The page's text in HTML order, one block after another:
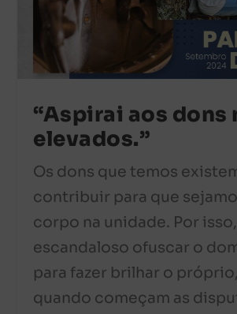
“Aspirai aos dons
elevados.”
Os dons que temos
contribuir para que
corpo na unidade. Por
escandaloso ofuscar o
para fazer brilhar o
quando começam as